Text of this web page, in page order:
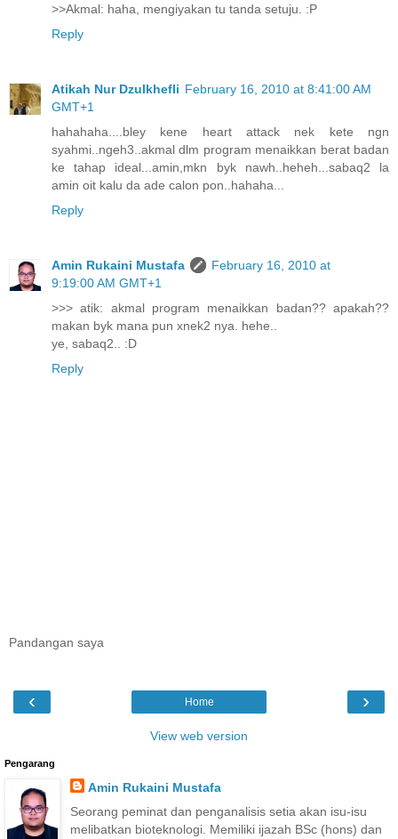
>>Akmal: haha, mengiyakan tu tanda setuju. :P
Reply
Atikah Nur Dzulkhefli February 16, 2010 at 8:41:00 AM
GMT+1
hahahaha....bley kene heart attack nek kete ngn
syahmi..ngeh3..akmal dlm program menaikkan berat badan
ke tahap ideal...amin,mkn byk nawh..heheh...sabaq2 la
amin oit kalu da ade calon pon..hahaha...
Reply
Amin Rukaini Mustafa
February 16, 2010 at
9:19:00 AM GMT+1
>>> atik: akmal program menaikkan badan?? apakah??
makan byk mana pun xnek2 nya. hehe..
ye, sabaq2.. :D
Reply
Pandangan saya
‹ ›
Home
View web version
Pengarang
Amin Rukaini Mustafa
Seorang peminat dan penganalisis setia akan isu-isu
melibatkan bioteknologi. Memiliki ijazah BSc (hons) dan